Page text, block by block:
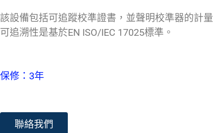
該設備包括可追蹤校準證書，並聲明校準器的計量
可追溯性是基於EN ISO/IEC 17025標準。
保修：3年
聯絡我們